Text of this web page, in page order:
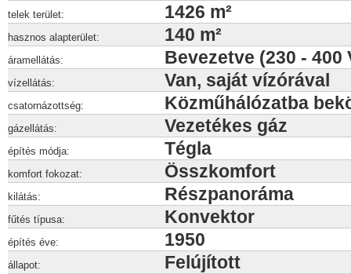
telek terület: 1426 m²
hasznos alapterület: 140 m²
áramellátás: Bevezetve (230 - 400
vízellátás: Van, saját vízórával
csatornázottség: Közműhálózatba
gázellátás: Vezetékes gáz
építés módja: Tégla
komfort fokozat: Összkomfort
kilátás: Részpanoráma
fűtés típusa: Konvektor
építés éve: 1950
állapot: Felújított